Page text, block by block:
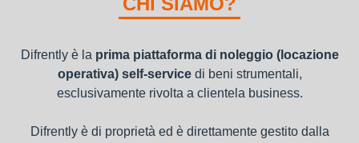
canoni di noleggio sono deducibili ai fini IRES e IRAP
Difrently è la prima piattaforma di noleggio (locazione
operativa) self-servicedi beni strumentali,
esclusivamente rivolta a clientela business.
Difrently è di proprietà ed è direttamente gestito dalla